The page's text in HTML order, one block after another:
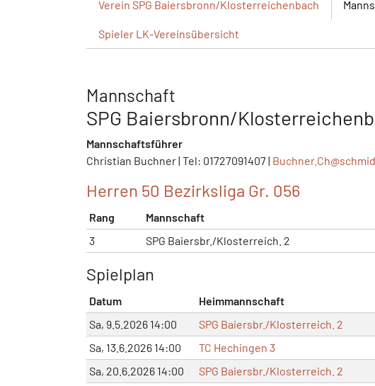
Verein SPG Baiersbronn/Klosterreichenbach
Spieler LK-Vereinsübersicht
Mannschaft
SPG Baiersbronn/
Mannschaftsführer
Christian Buchner | Tel: 01727091407 | Buchner.Ch@
Herren 50 Bezirksliga Gr. 056
Rang Mannschaft
3
SPG Baiersbr./Klosterreich. 2
Spielplan
Datum Heimmannschaft
Sa, 9.5.2026 14:00
SPG Baiersbr./Klosterreich. 2
Sa, 13.6.2026 14:00
TC Hechingen 3
Sa, 20.6.2026 14:00
SPG Baiersbr./Klosterreich. 2